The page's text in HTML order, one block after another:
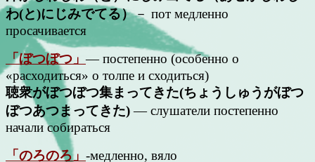
わ(と)にじみでてる）－ пот медленно
просачивается
「ぼつぼつ」— постепенно (особенно о
«расходиться» о толпе и сходиться)
聴衆がぼつぼつ集まってきた(ちょうしゅうがぼつ
ぼつあつまってきた)— слушатели постепенно
начали собираться
「のろのろ」 -медленно, вяло